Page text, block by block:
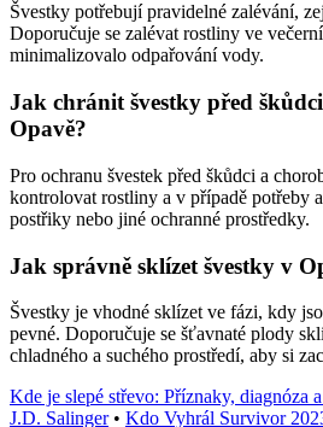
Švestky potřebují pravidelné zalévání,
Doporučuje se zalévat rostliny ve
minimalizovalo odpařování vody.
Jak chránit švestky před
Opavě?
Pro ochranu švestek před škůdci a
kontrolovat rostliny a v případě potřeby
postřiky nebo jiné ochranné prostředky.
Jak správně sklízet švestky v
Švestky je vhodné sklízet ve fázi, kdy
pevné. Doporučuje se šťavnaté plody
chladného a suchého prostředí, aby si
Kde je slepé střevo: Příznaky, diagnóza
J.D. Salinger• Kdo Vyhrál Survivor